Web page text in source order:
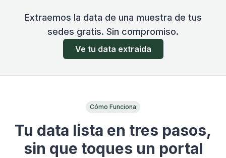
Extraemos la data de una muestra de tus
sedes gratis. Sin compromiso.
Ve tu data extraída
Cómo Funciona
Tu data lista en tres pasos,
sin que toques un portal